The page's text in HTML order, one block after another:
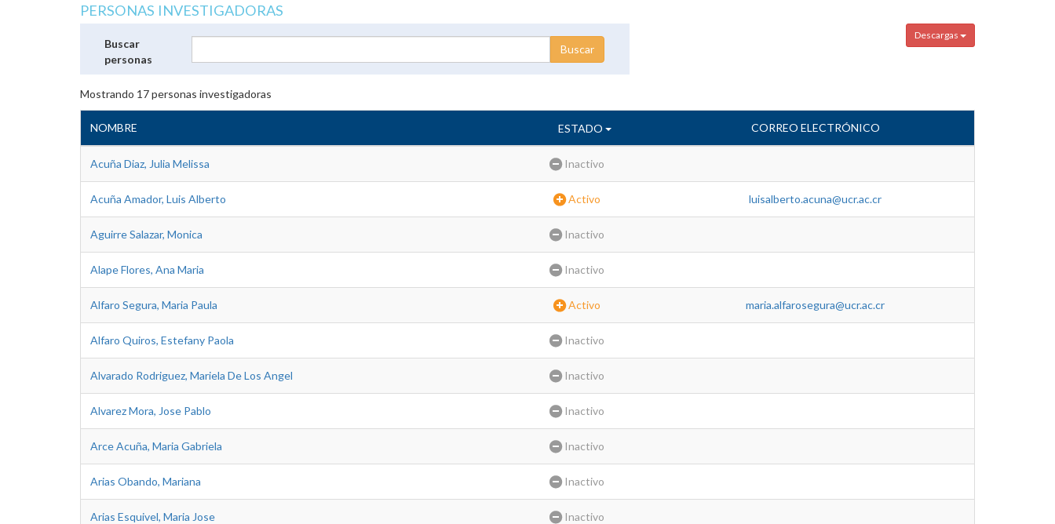
PERSONAS INVESTIGADORAS
Descargas
Buscar
personas
Mostrando 17personas investigadoras
NOMBRE ESTADO CORREO ELECTRÓNICO
Acuña Diaz, Julia Melissa Inactivo
Acuña Amador, Luis Alberto Activo luisalberto.acuna@ucr.ac.cr
Aguirre Salazar, Monica Inactivo
Alape Flores, Ana Maria Inactivo
Alfaro Segura, Maria Paula Activo maria.alfarosegura@ucr.ac.cr
Alfaro Quiros, Estefany Paola Inactivo
Alvarado Rodriguez, Mariela De Los Angel Inactivo
Alvarez Mora, Jose Pablo Inactivo
Arce Acuña, Maria Gabriela Inactivo
Arias Obando, Mariana Inactivo
Arias Esquivel, Maria Jose Inactivo